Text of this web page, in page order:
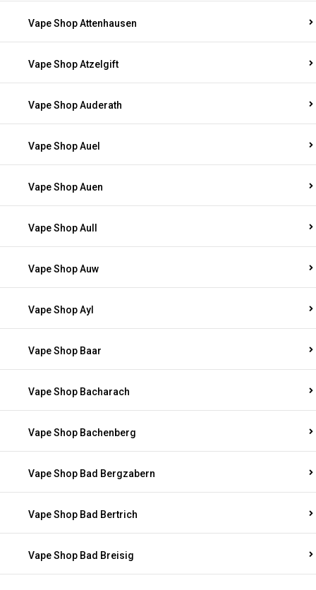
Vape Shop Attenhausen
Vape Shop Atzelgift
Vape Shop Auderath
Vape Shop Auel
Vape Shop Auen
Vape Shop Aull
Vape Shop Auw
Vape Shop Ayl
Vape Shop Baar
Vape Shop Bacharach
Vape Shop Bachenberg
Vape Shop Bad Bergzabern
Vape Shop Bad Bertrich
Vape Shop Bad Breisig